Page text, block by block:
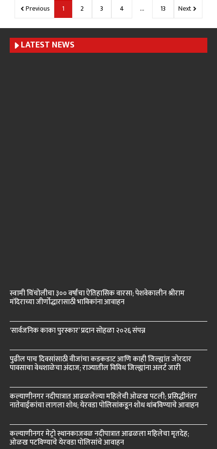
Previous 1 2 3 4 … 13 Next
LATEST NEWS
स्वामी चिंचोलीचा ३०० वर्षांचा ऐतिहासिक वारसा; पेशवेकालीन श्रीराम
मंदिराच्या जीर्णोद्धारासाठी भाविकांना आवाहन
‘सार्वजनिक काका पुरस्कार’ प्रदान सोहळा २०२६ संपन्न
पुढील पाच दिवसांसाठी वीजांचा कडकडाट आणि काही जिल्ह्यांत जोरदार
पावसाचा वेधशाळेचा अंदाज; राज्यातील विविध जिल्ह्यांना अलर्ट जारी
कल्याणीनगर नदीपात्रात आढळलेल्या महिलेची ओळख पटली; प्रसिद्धीनंतर
नातेवाईकांचा लागला शोध; येरवडा पोलिसांकडून शोध थांबविण्याचे आवाहन
कल्याणीनगर मेट्रो स्थानकाजवळ नदीपात्रात आढळला महिलेचा मृतदेह;
ओळख पटविण्याचे येरवडा पोलिसांचे आवाहन